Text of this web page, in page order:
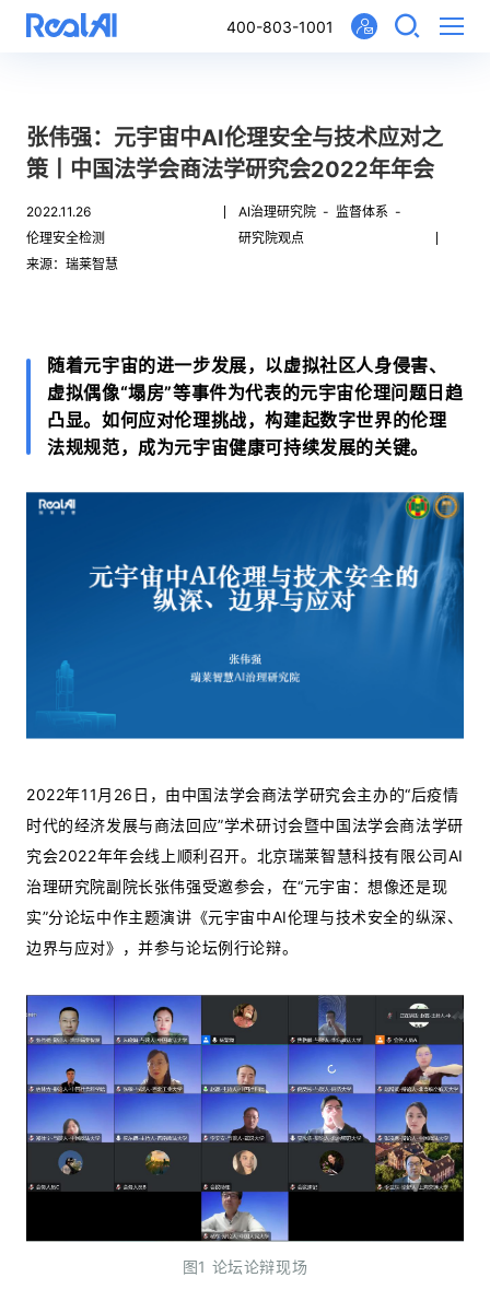
400-803-1001
张伟强：元宇宙中AI伦理安全与技术应对之
策丨中国法学会商法学研究会2022年年会
2022.11.26 AI治理研究院 - 监督体系 -
伦理安全检测
研究院观点
来源：瑞莱智慧
随着元宇宙的进一步发展，以虚拟社区人身侵害、
虚拟偶像“塌房”等事件为代表的元宇宙伦理问题日趋
凸显。如何应对伦理挑战，构建起数字世界的伦理
法规规范，成为元宇宙健康可持续发展的关键。
2022年11月26日，由中国法学会商法学研究会主办的“后疫情
时代的经济发展与商法回应”学术研讨会暨中国法学会商法学研
究会2022年年会线上顺利召开。北京瑞莱智慧科技有限公司AI
治理研究院副院长张伟强受邀参会，在“元宇宙：想像还是现
实”分论坛中作主题演讲《元宇宙中AI伦理与技术安全的纵深、
边界与应对》，并参与论坛例行论辩。
图1 论坛论辩现场